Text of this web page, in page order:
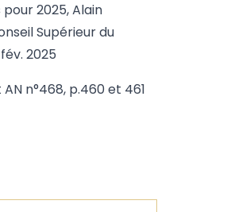
2025, Alain
Supérieur du
2025
n°468, p.460 et 461